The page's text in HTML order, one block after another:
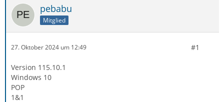
pebabu
Mitglied
27. Oktober 2024 um 12:49 #1
Version 115.10.1
Windows 10
POP
1&1